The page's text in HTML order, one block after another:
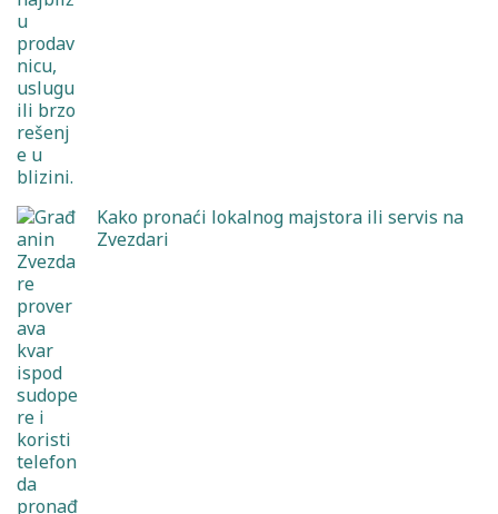
Kako pronaći lokalnog majstora ili servis na
Zvezdari